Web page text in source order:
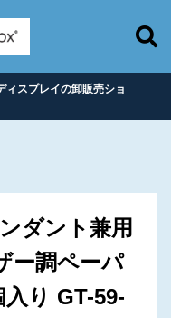
ィスプレイの卸販売ショ
ダント兼用
調ペーパ
り GT-59-